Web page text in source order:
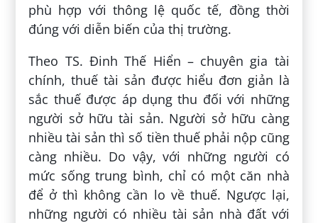
phù hợp với thông lệ quốc tế, đồng thời
đúng với diễn biến của thị trường.
Theo TS. Đinh Thế Hiển – chuyên gia tài
chính, thuế tài sản được hiểu đơn giản là
sắc thuế được áp dụng thu đối với những
người sở hữu tài sản. Người sở hữu càng
nhiều tài sản thì số tiền thuế phải nộp cũng
càng nhiều. Do vậy, với những người có
mức sống trung bình, chỉ có một căn nhà
để ở thì không cần lo về thuế. Ngược lại,
những người có nhiều tài sản nhà đất với